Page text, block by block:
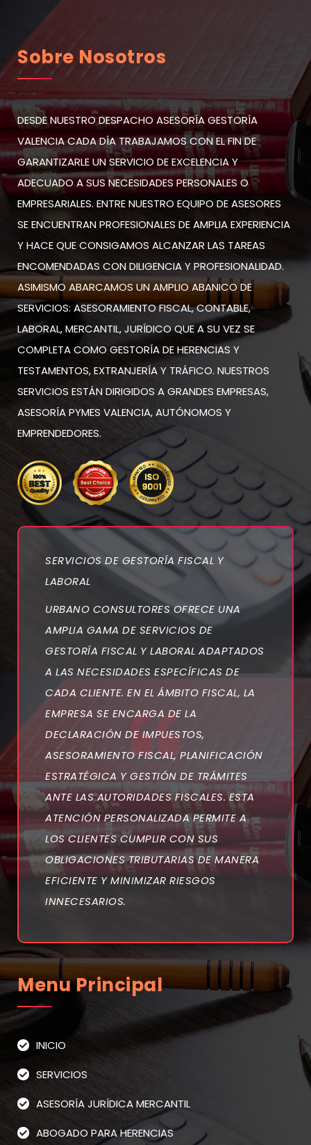
Sobre Nosotros
DESDE NUESTRO DESPACHO ASESORÍA GESTORÍA
VALENCIA CADA DÍA TRABAJAMOS CON EL FIN DE
GARANTIZARLE UN SERVICIO DE EXCELENCIA Y
ADECUADO A SUS NECESIDADES PERSONALES O
EMPRESARIALES. ENTRE NUESTRO EQUIPO DE ASESORES
SE ENCUENTRAN PROFESIONALES DE AMPLIA EXPERIENCIA
Y HACE QUE CONSIGAMOS ALCANZAR LAS TAREAS
ENCOMENDADAS CON DILIGENCIA Y PROFESIONALIDAD.
ASIMISMO ABARCAMOS UN AMPLIO ABANICO DE
SERVICIOS: ASESORAMIENTO FISCAL, CONTABLE,
LABORAL, MERCANTIL, JURÍDICO QUE A SU VEZ SE
COMPLETA COMO GESTORÍA DE HERENCIAS Y
TESTAMENTOS, EXTRANJERÍA Y TRÁFICO. NUESTROS
SERVICIOS ESTÁN DIRIGIDOS A GRANDES EMPRESAS,
ASESORÍA PYMES VALENCIA, AUTÓNOMOS Y
EMPRENDEDORES.
SERVICIOS DE GESTORÍA FISCAL Y
LABORAL
URBANO CONSULTORES OFRECE UNA
AMPLIA GAMA DE SERVICIOS DE
GESTORÍA FISCAL Y LABORAL ADAPTADOS
A LAS NECESIDADES ESPECÍFICAS DE
CADA CLIENTE. EN EL ÁMBITO FISCAL, LA
EMPRESA SE ENCARGA DE LA
DECLARACIÓN DE IMPUESTOS,
ASESORAMIENTO FISCAL, PLANIFICACIÓN
ESTRATÉGICA Y GESTIÓN DE TRÁMITES
ANTE LAS AUTORIDADES FISCALES. ESTA
ATENCIÓN PERSONALIZADA PERMITE A
LOS CLIENTES CUMPLIR CON SUS
OBLIGACIONES TRIBUTARIAS DE MANERA
EFICIENTE Y MINIMIZAR RIESGOS
INNECESARIOS.
Menu Principal
INICIO
SERVICIOS
ASESORÍA JURÍDICA MERCANTIL
ABOGADO PARA HERENCIAS